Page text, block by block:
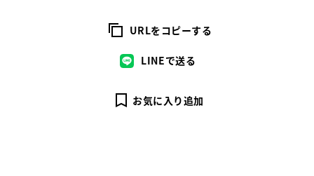
URLをコピーする
LINEで送る
お気に入り追加